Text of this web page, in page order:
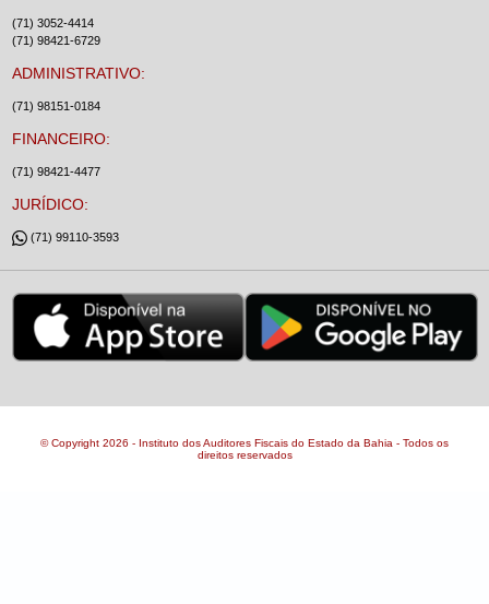
(71) 3052-4414
(71) 98421-6729
ADMINISTRATIVO:
(71) 98151-0184
FINANCEIRO:
(71) 98421-4477
JURÍDICO:
(71) 99110-3593
© Copyright 2026 - Instituto dos Auditores Fiscais do Estado da Bahia - Todos os
direitos reservados